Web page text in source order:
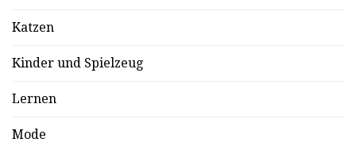
Katzen
Kinder und Spielzeug
Lernen
Mode